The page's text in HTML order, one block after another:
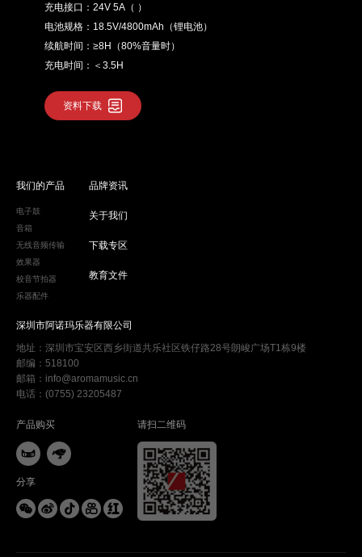
充电接口：24V 5A（ ）
电池规格：18.5V/4800mAh（锂电池）
续航时间：≥8H（80%音量时）
充电时间：＜3.5H
资料下载
我们的产品
电子鼓
音箱
无线音频传输
效果器
校音节拍器
乐器配件
品牌资讯
关于我们
下载专区
教育文件
深圳市阿诺玛乐器有限公司
地址：深圳市宝安区西乡街道共乐社区铁仔路28号朗峻广场T1栋9楼
邮编：518100
邮箱：info@aromamusic.cn
电话：(0755) 23205487
产品购买
 
分享
    
请扫二维码